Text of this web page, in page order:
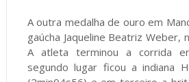
A outra medalha de ouro em
gaúcha Jaqueline Beatriz Weber,
A atleta terminou a corrida
segundo lugar ficou a indiana